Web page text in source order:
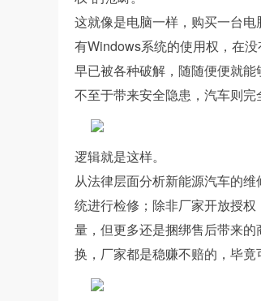
这就像是电脑一样，购买一台
有Windows系统的使用权，在
早已被各种破解，随随便便就
不至于带来安全隐患，汽车则完
逻辑就是这样。
从法律层面分析新能源汽车的
统进行检修；除非厂家开放授
量，但更多还是捆绑售后带来
换，厂家都是稳赚不赔的，毕竟